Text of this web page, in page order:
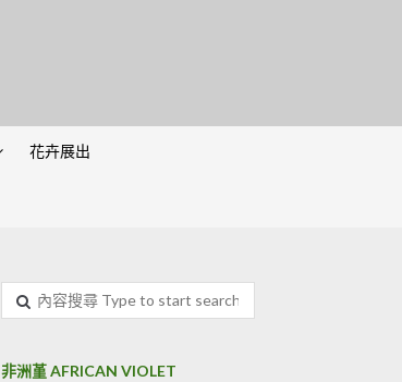
花卉展出
容
尋
非洲堇 AFRICAN VIOLET